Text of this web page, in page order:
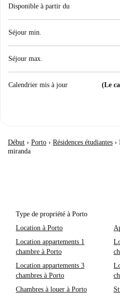
Disponible à partir du
Séjour min.
Séjour max.
Calendrier mis à jour (Le
Début › Porto › Résidences étudiantes ›
miranda
Type de propriété à Porto
Location à Porto
Location appartements 1
chambre à Porto
Location appartements 3
chambres à Porto
Chambres à louer à Porto